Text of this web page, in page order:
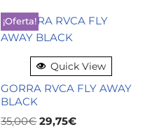
¡Oferta!
Quick View
GORRA RVCA FLY AWAY
BLACK
35,00€ 29,75€